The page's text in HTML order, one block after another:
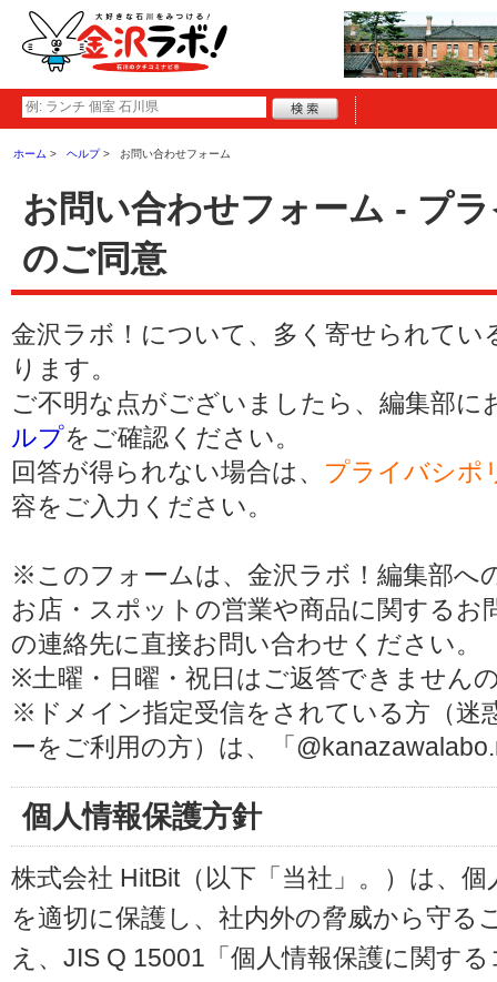
ホーム ヘルプ お問い合わせフォーム
お問い合わせフォーム - プ
のご同意
金沢ラボ！について、多く寄せられてい
ります。
ご不明な点がございましたら、編集部
ルプをご確認ください。
回答が得られない場合は、 プライバシポ
容をご入力ください。
※このフォームは、金沢ラボ！編集部へ
お店・スポットの営業や商品に関する
の連絡先に直接お問い合わせください。
※土曜・日曜・祝日はご返答できません
※ドメイン指定受信をされている方（迷
ーをご利用の方）は、「
個人情報保護方針
株式会社 HitBit（以下「当社」。）は、
を適切に保護し、社内外の脅威から守る
え、JIS Q 15001「個人情報保護に関す